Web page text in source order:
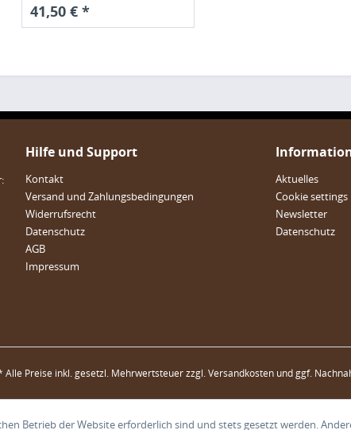
41,50 € *
Hilfe und Support
Kontakt
Versand und Zahlungsbedingungen
Widerrufsrecht
Datenschutz
AGB
Impressum
Aktuelles
Cookie settings
Newsletter
Datenschutz
Alle Preise inkl. gesetzl. Mehrwertsteuer zzgl.Versandkostenund ggf.
Betrieb der Website erforderlich sind und stets gesetzt werden.